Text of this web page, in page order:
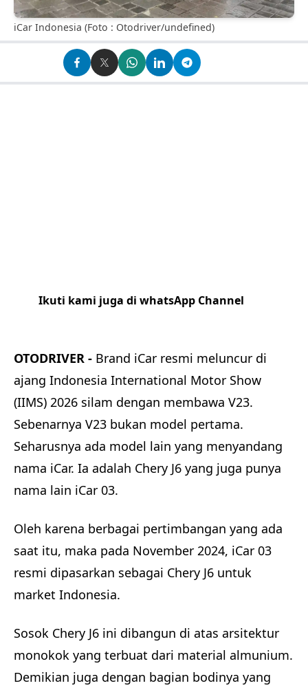
iCar Indonesia (Foto : Otodriver/undefined)
Ikuti kami juga di whatsApp Channel
OTODRIVER - Brand iCar resmi meluncur di
ajang Indonesia International Motor Show
(IIMS) 2026 silam dengan membawa V23.
Sebenarnya V23 bukan model pertama.
Seharusnya ada model lain yang menyandang
nama iCar. Ia adalah Chery J6 yang juga punya
nama lain iCar 03.
Oleh karena berbagai pertimbangan yang ada
saat itu, maka pada November 2024, iCar 03
resmi dipasarkan sebagai Chery J6 untuk
market Indonesia.
Sosok Chery J6 ini dibangun di atas arsitektur
monokok yang terbuat dari material almunium.
Demikian juga dengan bagian bodinya yang